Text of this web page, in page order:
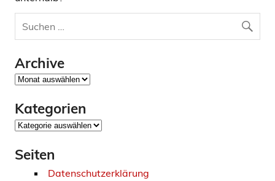
Archive
Archive
Kategorien
Kategorien
Seiten
Datenschutzerklärung